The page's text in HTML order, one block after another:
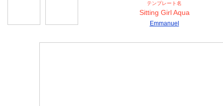
テンプレート名
Sitting Girl Aqua
Emmanuel